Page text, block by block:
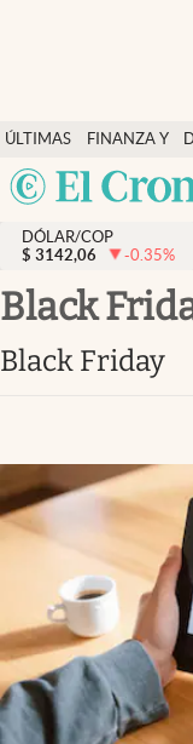
ÚLTIMAS
NOTICIAS
FINANZA Y
ECONOMÍA
Salud y nutrición
Vida espiritual
Actualidad
Dólar y mercados
Curiosidades
DÓLAR/COP
$ 3142,06 -0.35%
Black
Black Friday